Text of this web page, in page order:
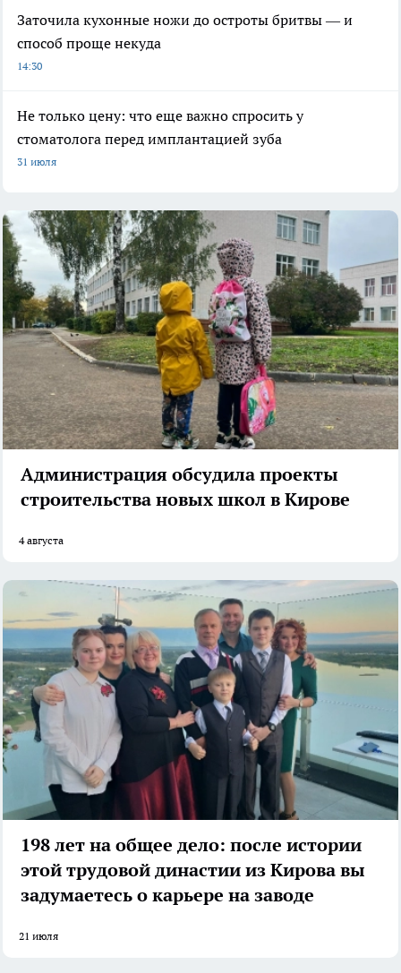
Заточила кухонные ножи до остроты бритвы — и
способ проще некуда
14:30
Не только цену: что еще важно спросить у
стоматолога перед имплантацией зуба
31 июля
Администрация обсудила проекты
строительства новых школ в Кирове
4 августа
198 лет на общее дело: после истории
этой трудовой династии из Кирова вы
задумаетесь о карьере на заводе
21 июля